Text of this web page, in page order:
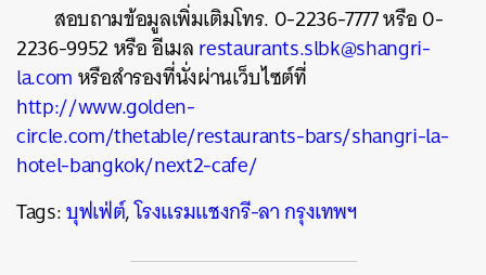
สอบถามข้อมูลเพิ่มเติมโทร. 0-2236-7777 หรือ 0-
2236-9952 หรือ อีเมลrestaurants.slbk@shangri-
la.comหรือสำรองที่นั่งผ่านเว็บไซต์ที่
http://www.golden-
circle.com/thetable/restaurants-bars/shangri-la-
hotel-bangkok/next2-cafe/
Tags:บุฟเฟ่ต์,โรงแรมแชงกรี-ลา กรุงเทพฯ